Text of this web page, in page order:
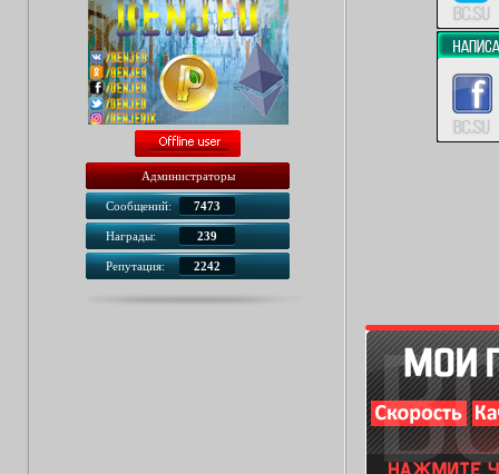
Администраторы
Сообщений: 7473
Награды: 239
Репутация: 2242